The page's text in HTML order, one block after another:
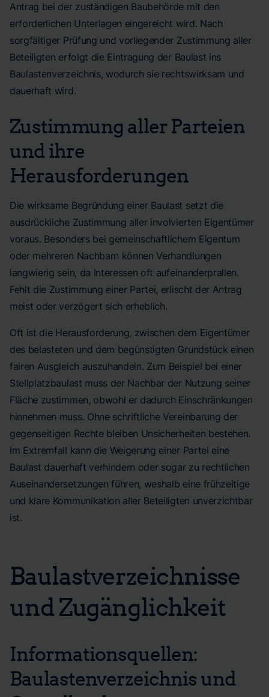
Antrag bei der zuständigen Baubehörde mit den
erforderlichen Unterlagen eingereicht wird. Nach
sorgfältiger Prüfung und vorliegender Zustimmung aller
Beteiligten erfolgt die Eintragung der Baulast ins
Baulastenverzeichnis, wodurch sie rechtswirksam und
dauerhaft wird.
Zustimmung aller Parteien
und ihre
Herausforderungen
Die wirksame Begründung einer Baulast setzt die
ausdrückliche Zustimmung aller involvierten Eigentümer
voraus. Besonders bei gemeinschaftlichem Eigentum
oder mehreren Nachbarn können Verhandlungen
langwierig sein, da Interessen oft aufeinanderprallen.
Fehlt die Zustimmung einer Partei, erlischt der Antrag
meist oder verzögert sich erheblich.
Oft ist die Herausforderung, zwischen dem Eigentümer
des belasteten und dem begünstigten Grundstück einen
fairen Ausgleich auszuhandeln. Zum Beispiel bei einer
Stellplatzbaulast muss der Nachbar der Nutzung seiner
Fläche zustimmen, obwohl er dadurch Einschränkungen
hinnehmen muss. Ohne schriftliche Vereinbarung der
gegenseitigen Rechte bleiben Unsicherheiten bestehen.
Im Extremfall kann die Weigerung einer Partei eine
Baulast dauerhaft verhindern oder sogar zu rechtlichen
Auseinandersetzungen führen, weshalb eine frühzeitige
und klare Kommunikation aller Beteiligten unverzichtbar
ist.
Baulastverzeichnisse
und Zugänglichkeit
Informationsquellen:
Baulastenverzeichnis und